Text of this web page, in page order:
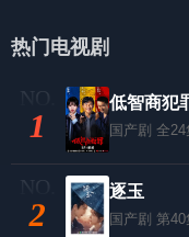
热门电视剧
1
低智商犯
国产剧 全24
2
逐玉
国产剧 第